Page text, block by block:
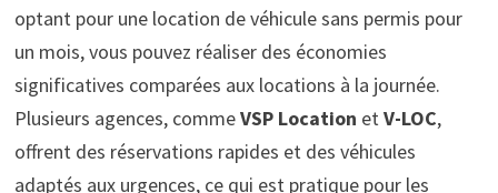
optant pour une location de véhicule sans permis pour
un mois, vous pouvez réaliser des économies
significatives comparées aux locations à la journée.
Plusieurs agences, commeVSP Location etV-LOC,
offrent des réservations rapides et des véhicules
adaptés aux urgences, ce qui est pratique pour les